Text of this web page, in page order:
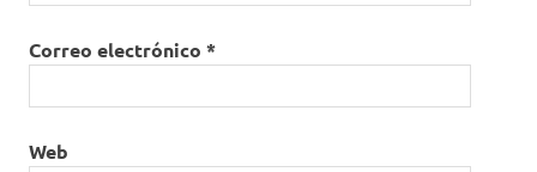
Correo electrónico *
Web